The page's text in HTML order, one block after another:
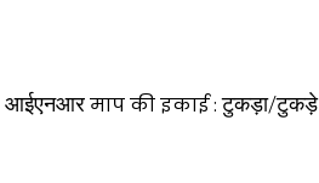
आईएनआरमाप की इकाई :टुकड़ा/टुकड़े